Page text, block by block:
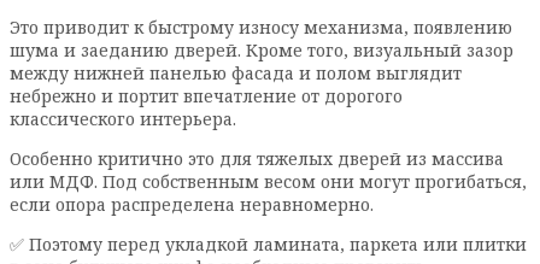
Это приводит к быстрому износу механизма, появлению
шума и заеданию дверей. Кроме того, визуальный зазор
между нижней панелью фасада и полом выглядит
небрежно и портит впечатление от дорогого
классического интерьера.
Особенно критично это для тяжелых дверей из массива
или МДФ. Под собственным весом они могут прогибаться,
если опора распределена неравномерно.
✅ Поэтому перед укладкой ламината, паркета или плитки